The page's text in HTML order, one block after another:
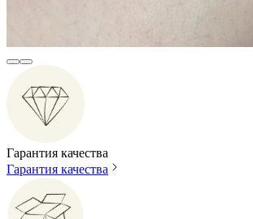
Гарантия качества
Гарантия качества